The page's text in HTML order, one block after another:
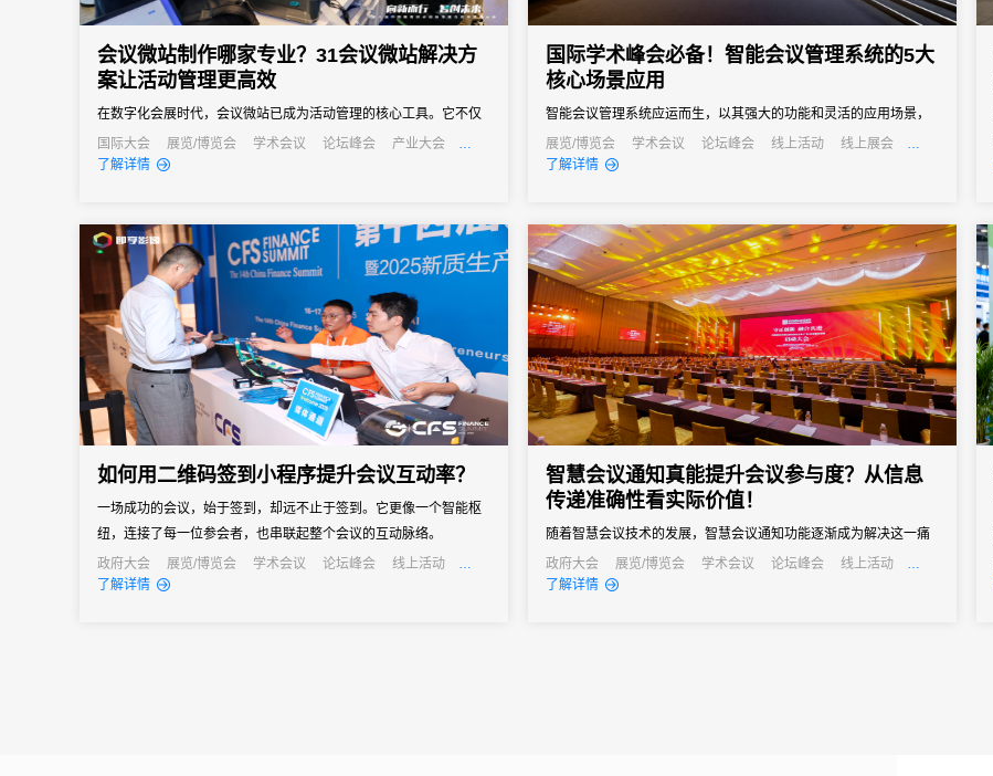
会议微站制作哪家专业？31会议微站解决方
案让活动管理更高效
在数字化会展时代，会议微站已成为活动管理的核心工具。它不仅
是会议信息的集中展示平台，更是连接主办方与参会者的重要桥
梁。面对市场上众多的微站制作服务，许多活动主办方都在寻找专
优先选择。...
国际大会 展览/博览会 学术会议 论坛峰会
产业大会
行业大会
经销商大会
了解详情
国际学术峰会必备！智能会议管理系统的5大
核心场景应用
智能会议管理系统应运而生，以其强大的功能和灵活的应用场景，
成为国际学术峰会不可或缺的得力助手。
展览/博览会 学术会议 论坛峰会 线上活动
线上展会
发布会
培训会
了解详情
如何用二维码签到小程序提升会议互动率？
一场成功的会议，始于签到，却远不止于签到。它更像一个智能枢
纽，连接了每一位参会者，也串联起整个会议的互动脉络。
政府大会
展览/博览会 学术会议 论坛峰会
线上活动
线上展会
经销商大会
了解详情
智慧会议通知真能提升会议参与度？从信息
传递准确性看实际价值！
随着智慧会议技术的发展，智慧会议通知功能逐渐成为解决这一痛
点的关键，其通过自动化、多渠道的信息传递方式，从根源上提升
信息传递准确性，进而为会议参与度注入新活力。
政府大会 展览/博览会 学术会议 论坛峰会
线上活动
公关活动
发布会
了解详情